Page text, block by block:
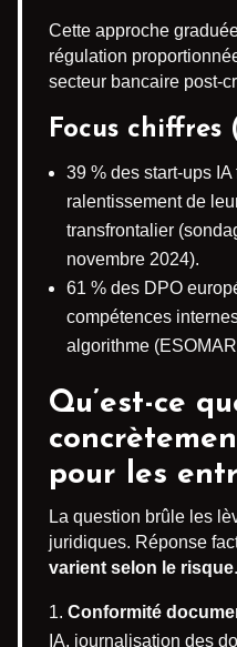
Cette approche
régulation
secteur bancaire post-
Focus chiffres
39 % des start-ups
ralentissement de
transfrontalier
novembre 2024).
61 % des DPO
compétences
algorithme
Qu’est-ce
pour les
La question brûle les
juridiques. Réponse
varient selon le risque.
Conformité
IA, journalisation des